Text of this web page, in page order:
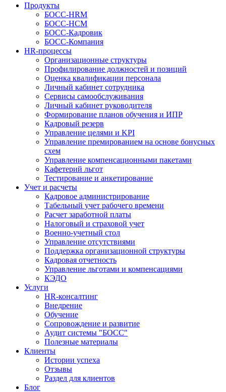
Продукты
БОСС-HRM
БОСС-HCM
БОСС-Кадровик
БОСС-Компания
HR-процессы
Организационные структуры
Профилирование должностей и позиций
Оценка квалификации персонала
Личный кабинет сотрудника
Сервисы самообслуживания
Личный кабинет руководителя
Формирование планов обучения и ИПР
Кадровый резерв
Управление целями и KPI
Управление премированием на основе бонусных
схем
Управление компенсационными пакетами
Кафетерий льгот
Тестирование и анкетирование
Учет и расчеты
Кадровое администрирование
Табельный учет рабочего времени
Расчет заработной платы
Налоговый и страховой учет
Военно-учетный стол
Управление отсутствиями
Поддержка организационной структуры
Кадровая отчетность
Управление льготами и компенсациями
КЭДО
Услуги
HR-консалтинг
Внедрение
Обучение
Сопровождение и развитие
Аудит системы "БОСС"
Полезные материалы
Клиенты
Истории успеха
Отзывы
Раздел для клиентов
Блог